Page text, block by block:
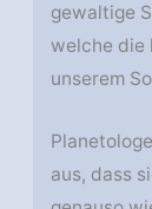
gewaltige
welche die
unserem
aus, dass